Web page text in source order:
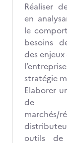
Réaliser
en
le
besoins
des
stratégie
Elaborer
de
outils